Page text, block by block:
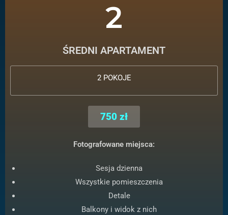
2
ŚREDNI APARTAMENT
2 POKOJE
750 zł
Fotografowane miejsca:
Sesja dzienna
Wszystkie pomieszczenia
Detale
Balkony i widok z nich